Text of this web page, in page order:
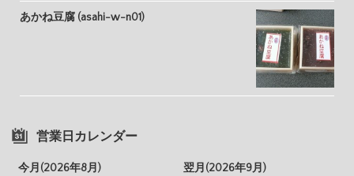
あかね豆腐 (asahi-w-n01)
営業日カレンダー
今月(2026年8月)
翌月(2026年9月)